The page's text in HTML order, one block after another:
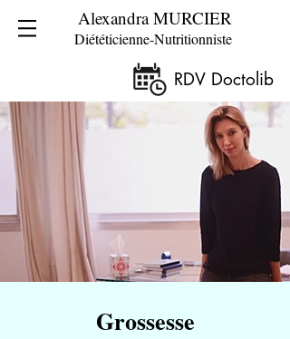
Alexandra MURCIER
Diététicienne-Nutritionniste
RDV Doctolib
Grossesse